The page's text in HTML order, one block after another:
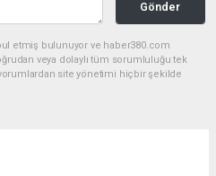
Gönder
etmiş bulunuyor ve haber380.com
veya dolaylı tüm sorumluluğu tek
site yönetimi hiçbir şekilde